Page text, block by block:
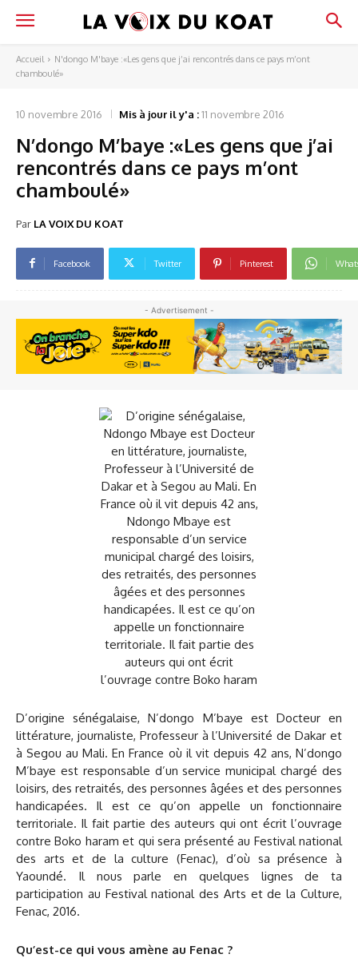
Accueil
N'dongo M'baye :«Les gens que j’ai rencontrés dans ce pays m’ont
chamboulé»
10 novembre 2016 Mis à jour il y'a :11 novembre 2016
N’dongo M’baye :«Les gens que j’ai
rencontrés dans ce pays m’ont
chamboulé»
Par LA VOIX DU KOAT
Facebook Twitter Pinterest
- Advertisement -
D’origine sénégalaise, N’dongo M’baye est Docteur en
littérature, journaliste, Professeur à l’Université de Dakar et
à Segou au Mali. En France où il vit depuis 42 ans, N’dongo
M’baye est responsable d’un service municipal chargé des
loisirs, des retraités, des personnes âgées et des personnes
handicapées. Il est ce qu’on appelle un fonctionnaire
territoriale. Il fait partie des auteurs qui ont écrit l’ouvrage
contre Boko haram et qui sera présenté au Festival national
des arts et de la culture (Fenac), d’où sa présence à
Yaoundé. Il nous parle en quelques lignes de ta
participation au Festival national des Arts et de la Culture,
Fenac, 2016.
Qu’est-ce qui vous amène au Fenac ?